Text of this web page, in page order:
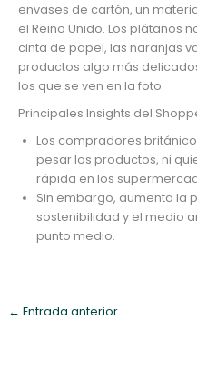
envases de cartón, un
el Reino Unido. Los plátanos
cinta de papel, las naranjas
productos algo más
los que se ven en la foto.
Principales Insights del
Los compradores
pesar los productos, ni
rápida en los
Sin embargo, aumenta la
sostenibilidad y el medio
punto medio.
← Entrada anterior